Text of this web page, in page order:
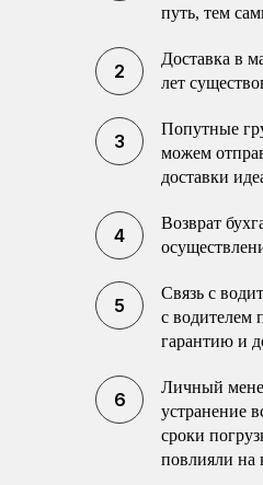
путь, тем
Доставка в
лет
Попутные
можем
доставки
Возврат
Связь с
с водителем
гарантию и
Личный
устранение
сроки
повлияли на